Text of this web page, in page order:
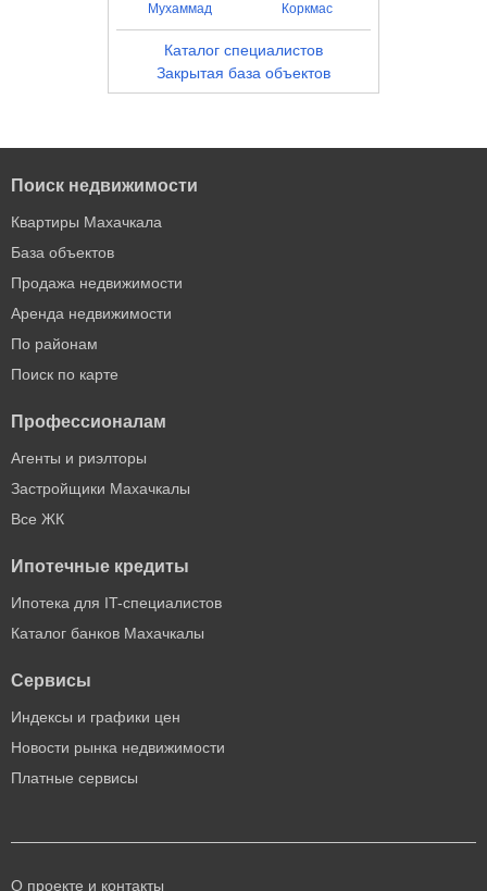
Мухаммад
Коркмас
Каталог специалистов
Закрытая база объектов
Поиск недвижимости
Квартиры Махачкала
База объектов
Продажа недвижимости
Аренда недвижимости
По районам
Поиск по карте
Профессионалам
Агенты и риэлторы
Застройщики Махачкалы
Все ЖК
Ипотечные кредиты
Ипотека для IT-специалистов
Каталог банков Махачкалы
Сервисы
Индексы и графики цен
Новости рынка недвижимости
Платные сервисы
О проекте и контакты